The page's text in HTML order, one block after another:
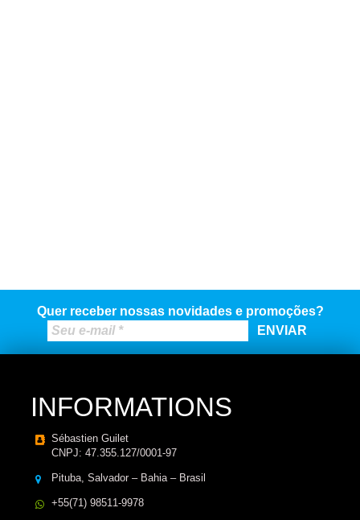
Quer receber nossas novidades e promoções?
INFORMATIONS
Sébastien Guilet
CNPJ: 47.355.127/0001-97
Pituba, Salvador – Bahia – Brasil
+55(71) 98511-9978